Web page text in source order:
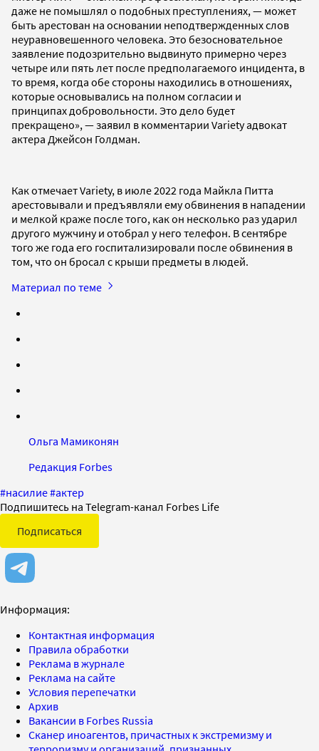
даже не помышлял о подобных преступлениях, — может
быть арестован на основании неподтвержденных слов
неуравновешенного человека. Это безосновательное
заявление подозрительно выдвинуто примерно через
четыре или пять лет после предполагаемого инцидента, в
то время, когда обе стороны находились в отношениях,
которые основывались на полном согласии и
принципах добровольности. Это дело будет
прекращено», — заявил в комментарии Variety адвокат
актера Джейсон Голдман.
Как отмечает Variety, в июле 2022 года Майкла Питта
арестовывали и предъявляли ему обвинения в нападении
и мелкой краже после того, как он несколько раз ударил
другого мужчину и отобрал у него телефон. В сентябре
того же года его госпитализировали после обвинения в
том, что он бросал с крыши предметы в людей.
Материал по теме
Ольга Мамиконян
Редакция Forbes
#насилие#актер
Подпишитесь на Telegram-канал Forbes Life
Подписаться
Информация:
Контактная информация
Правила обработки
Реклама в журнале
Реклама на сайте
Условия перепечатки
Архив
Вакансии в Forbes Russia
Сканер иноагентов, причастных к экстремизму и